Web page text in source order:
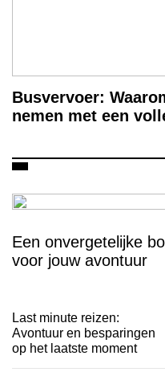
Busvervoer:
nemen met een
Een onvergetelijke
voor jouw avontuur
Last minute reizen:
Avontuur en besparingen
op het laatste moment